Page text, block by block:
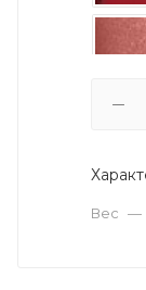
Вес —